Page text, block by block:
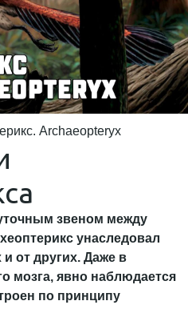
Archaeopteryx
звеном между
унаследовал
от других. Даже в
мозга, явно наблюдается
по принципу